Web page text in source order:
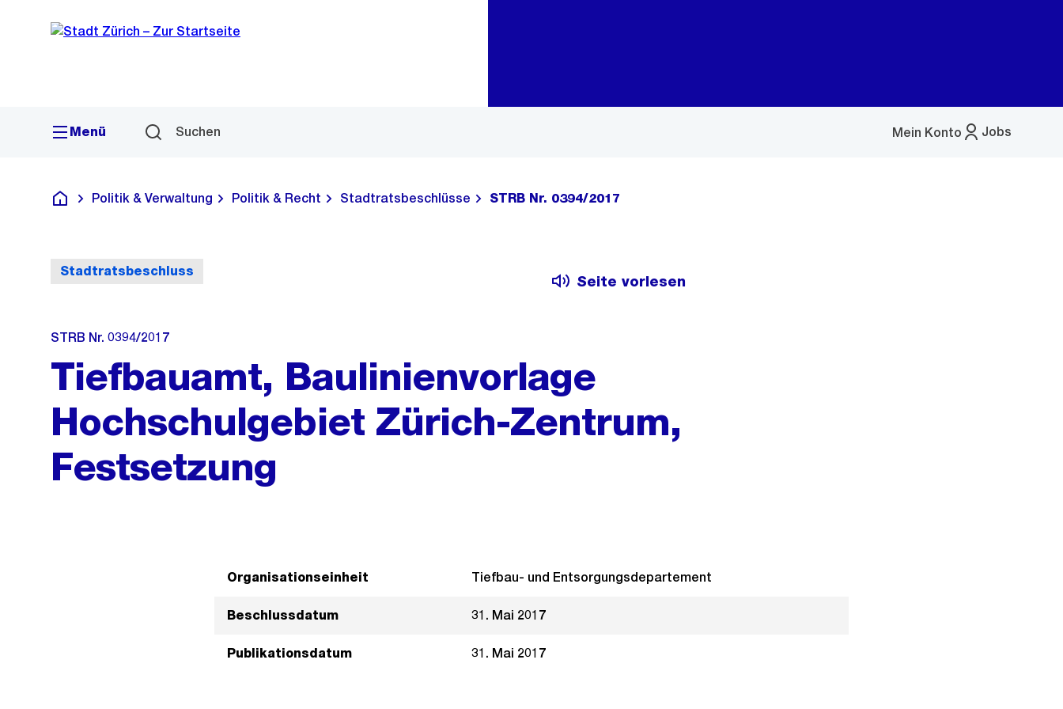
Navigation
Sprunglink
Menü Suchen Jobs
Mein Konto
Menü
Deutsch
Politik & Verwaltung Politik & Recht Stadtratsbeschlüsse STRB Nr. 0394/2017
Stadtratsbeschluss
Seite vorlesen
STRB Nr. 0394/2017
Tiefbauamt, Baulinienvorlage
Hochschulgebiet Zürich-Zentrum,
Festsetzung
Organisationseinheit Tiefbau- und Entsorgungsdepartement
Beschlussdatum 31. Mai 2017
Publikationsdatum 31. Mai 2017